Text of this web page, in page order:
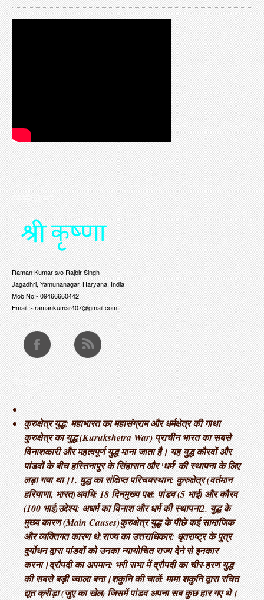
CONTACT US
Raman Kumar s/o Rajbir Singh
Jagadhri, Yamunanagar, Haryana, India
Mob No:- 09466660442
Email :- ramankumar407@gmail.com
THOUGHTS
कुरुक्षेत्र युद्ध: महाभारत का महासंग्राम और धर्मक्षेत्र की गाथा ​
कुरुक्षेत्र का युद्ध (Kurukshetra War) प्राचीन भारत का सबसे
विनाशकारी और महत्वपूर्ण युद्ध माना जाता है। यह युद्ध कौरवों और
पांडवों के बीच हस्तिनापुर के सिंहासन और 'धर्म' की स्थापना के लिए
लड़ा गया था। ​1. युद्ध का संक्षिप्त परिचय ​स्थान: कुरुक्षेत्र (वर्तमान
हरियाणा, भारत) ​अवधि: 18 दिन ​मुख्य पक्ष: पांडव (5 भाई) और कौरव
(100 भाई) ​उद्देश्य: अधर्म का विनाश और धर्म की स्थापना ​2. युद्ध के
मुख्य कारण (Main Causes) ​कुरुक्षेत्र युद्ध के पीछे कई सामाजिक
और व्यक्तिगत कारण थे: ​राज्य का उत्तराधिकार: धृतराष्ट्र के पुत्र
दुर्योधन द्वारा पांडवों को उनका न्यायोचित राज्य देने से इनकार
करना। ​द्रौपदी का अपमान: भरी सभा में द्रौपदी का चीर-हरण युद्ध
की सबसे बड़ी ज्वाला बना। ​शकुनि की चालें: मामा शकुनि द्वारा रचित
द्यूत क्रीड़ा (जुए का खेल) जिसमें पांडव अपना सब कुछ हार गए थे। ​